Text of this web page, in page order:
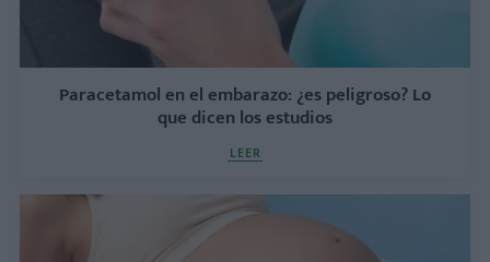
Paracetamol en el embarazo: ¿es peligroso? Lo
que dicen los estudios
LEER